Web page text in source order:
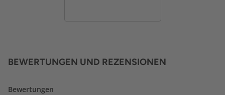
BEWERTUNGEN UND REZENSIONEN
Bewertungen